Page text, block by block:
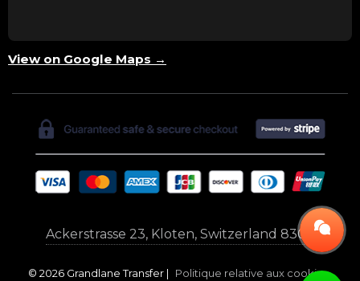
View on Google Maps →
Ackerstrasse 23, Kloten, Switzerland 8302
© 2026 Grandlane Transfer | Politique relative aux cookies